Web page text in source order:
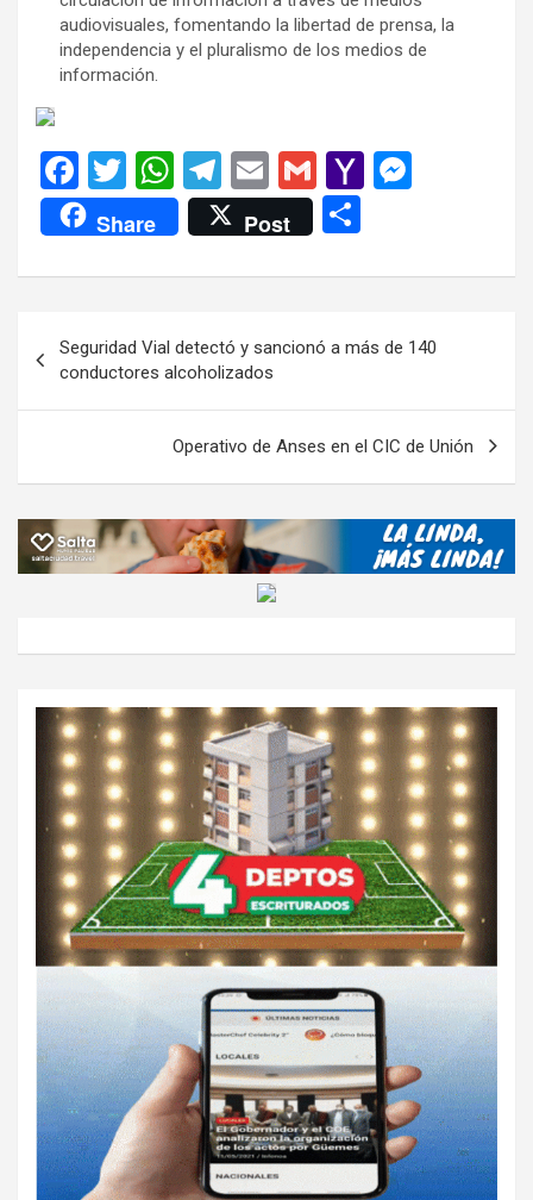
audiovisuales, fomentando la libertad de prensa, la
independencia y el pluralismo de los medios de
información.
F
a
ce
b
o
k
T
wi
tt
er
W
h
at
s
p
p
T
el
e
gr
m
E
m
ail
G
m
ail
Y
o
M
ail
n
er
Share Post
m
p
ar
tir
de
entradas
Seguridad Vial detectó y sancionó a más de 140
conductores alcoholizados
Operativo de Anses en el CIC de Unión